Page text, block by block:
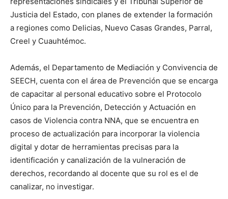
Justicia del Estado, con planes de extender la formación
a regiones como Delicias, Nuevo Casas Grandes, Parral,
Creel y Cuauhtémoc.
Además, el Departamento de Mediación y Convivencia de
SEECH, cuenta con el área de Prevención que se encarga
de capacitar al personal educativo sobre el Protocolo
Único para la Prevención, Detección y Actuación en
casos de Violencia contra NNA, que se encuentra en
proceso de actualización para incorporar la violencia
digital y dotar de herramientas precisas para la
identificación y canalización de la vulneración de
derechos, recordando al docente que su rol es el de
canalizar, no investigar.